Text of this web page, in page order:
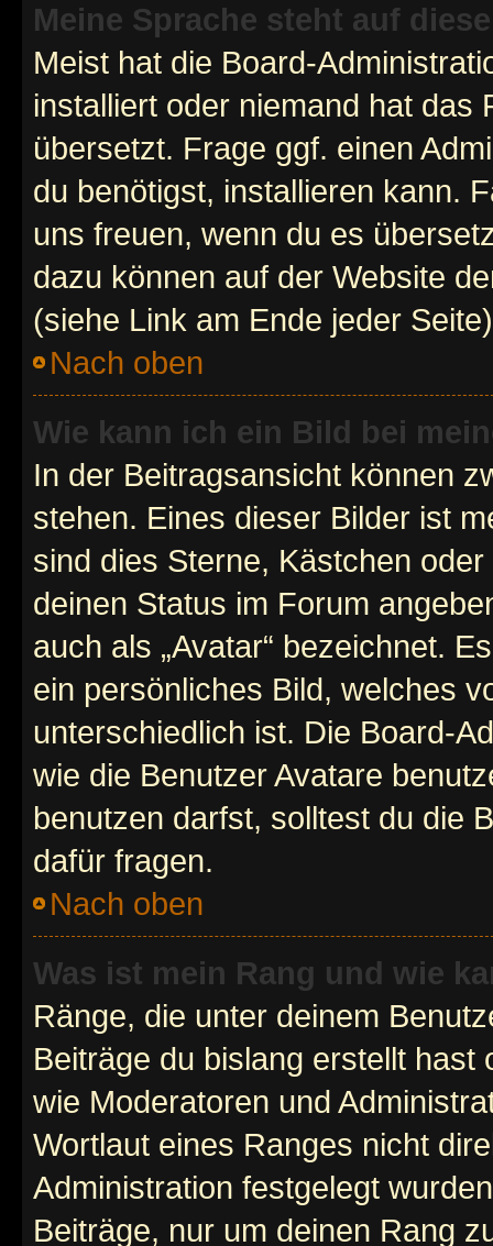
Meine Sprache steht auf
Meist hat die Board-
installiert oder niemand hat das
übersetzt. Frage ggf. einen
du benötigst, installieren kann.
uns freuen, wenn du es
dazu können auf der Website
(siehe Link am Ende jeder
Nach oben
Wie kann ich ein Bild bei
In der Beitragsansicht können
stehen. Eines dieser Bilder ist
sind dies Sterne, Kästchen
deinen Status im Forum
auch als „Avatar“ bezeichnet.
ein persönliches Bild, welches
unterschiedlich ist. Die Board-
wie die Benutzer Avatare
benutzen darfst, solltest du die
dafür fragen.
Nach oben
Was ist mein Rang und wie
Ränge, die unter deinem
Beiträge du bislang erstellt
wie Moderatoren und
Wortlaut eines Ranges nicht
Administration festgelegt
Beiträge, nur um deinen Rang